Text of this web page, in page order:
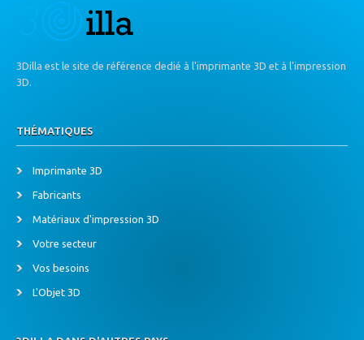
3Dilla est le site de référence dedié à l'imprimante 3D et à l'impression
3D.
THÉMATIQUES
Imprimante 3D
Fabricants
Matériaux d'impression 3D
Votre secteur
Vos besoins
L'Objet 3D